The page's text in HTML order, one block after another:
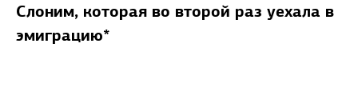
Слоним, которая во второй раз уехала в
эмиграцию*